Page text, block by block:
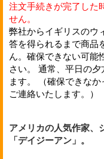
注文手続きが完了した
せん。
弊社からイギリスのウ
答を得られるまで商品
ん。確保できない可能
さい。 通常、平日の
ます。 （確保できな
ご連絡いたします。）
アメリカの人気作家、
「デイジーアン」。